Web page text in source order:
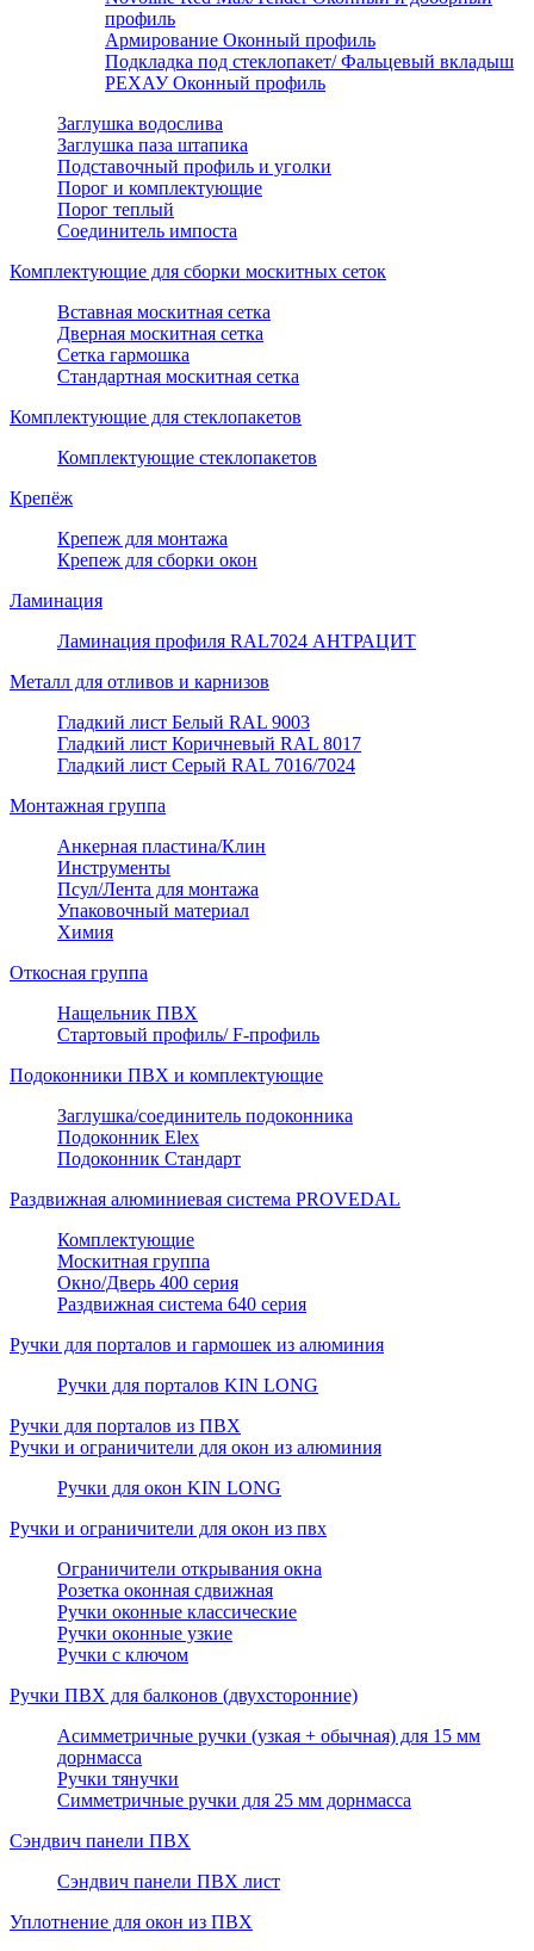
профиль
Армирование Оконный профиль
Подкладка под стеклопакет/ Фальцевый вкладыш
РЕХАУ Оконный профиль
Заглушка водослива
Заглушка паза штапика
Подставочный профиль и уголки
Порог и комплектующие
Порог теплый
Соединитель импоста
Комплектующие для сборки москитных сеток
Вставная москитная сетка
Дверная москитная сетка
Сетка гармошка
Стандартная москитная сетка
Комплектующие для стеклопакетов
Комплектующие стеклопакетов
Крепёж
Крепеж для монтажа
Крепеж для сборки окон
Ламинация
Ламинация профиля RAL7024 АНТРАЦИТ
Металл для отливов и карнизов
Гладкий лист Белый RAL 9003
Гладкий лист Коричневый RAL 8017
Гладкий лист Серый RAL 7016/7024
Монтажная группа
Анкерная пластина/Клин
Инструменты
Псул/Лента для монтажа
Упаковочный материал
Химия
Откосная группа
Нащельник ПВХ
Стартовый профиль/ F-профиль
Подоконники ПВХ и комплектующие
Заглушка/соединитель подоконника
Подоконник Elex
Подоконник Стандарт
Раздвижная алюминиевая система PROVEDAL
Комплектующие
Москитная группа
Окно/Дверь 400 серия
Раздвижная система 640 серия
Ручки для порталов и гармошек из алюминия
Ручки для порталов KIN LONG
Ручки для порталов из ПВХ
Ручки и ограничители для окон из алюминия
Ручки для окон KIN LONG
Ручки и ограничители для окон из пвх
Ограничители открывания окна
Розетка оконная сдвижная
Ручки оконные классические
Ручки оконные узкие
Ручки с ключом
Ручки ПВХ для балконов (двухсторонние)
Асимметричные ручки (узкая + обычная) для 15 мм
дорнмасса
Ручки тянучки
Симметричные ручки для 25 мм дорнмасса
Сэндвич панели ПВХ
Сэндвич панели ПВХ лист
Уплотнение для окон из ПВХ